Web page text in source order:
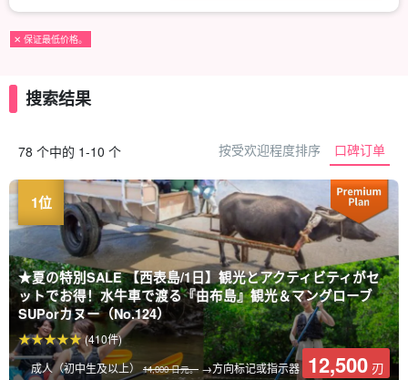
✕ 保证最低价格。
搜索结果
78 个中的 1-10 个 按受欢迎程度排序 口碑订单
★夏の特別SALE 【西表島/1日】観光とアクティビティがセ
ットでお得！水牛車で渡る『由布島』観光＆マングローブ
SUPorカヌー（No.124）
成人（初中生及以上）14,000 日元。 →方向标记或指示器 12,500 刃
(410件)